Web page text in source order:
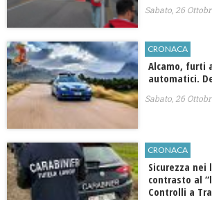
Sabato, 26
CRONACA
Alcamo, furti
automatici.
Sabato, 26
CRONACA
Sicurezza
contrasto al
Controlli a